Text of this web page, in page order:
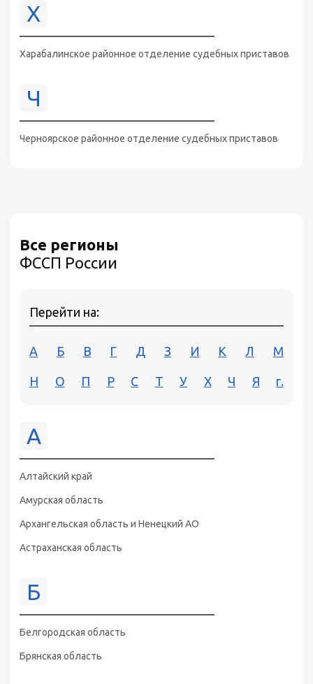
Х
Харабалинское районное отделение судебных приставов
Ч
Черноярское районное отделение судебных приставов
Все регионы
ФССП России
Перейти на:
А Б В Г Д З И К Л М
Н О П Р С Т У Х Ч Я г.
А
Алтайский край
Амурская область
Архангельская область и Ненецкий АО
Астраханская область
Б
Белгородская область
Брянская область